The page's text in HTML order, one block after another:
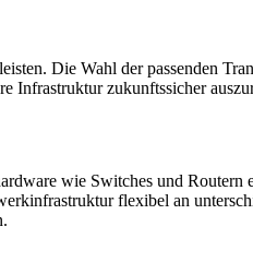
Die Wahl der passenden
Infrastruktur zukunftssicher
wie Switches und
flexibel an